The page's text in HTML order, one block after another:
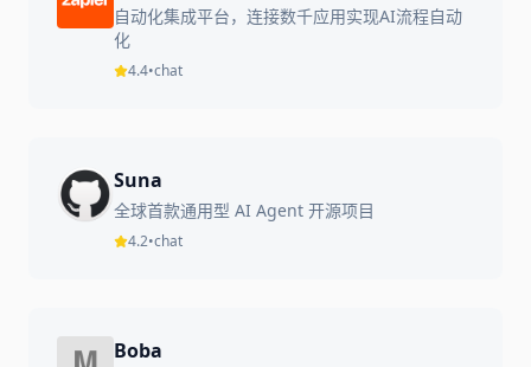
自动化集成平台，连接数千应用实现AI流程自动
化
4.4•chat
Suna
全球首款通用型 AI Agent 开源项目
4.2•chat
Boba